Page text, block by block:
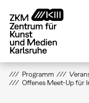
zum
Inhalt
Programm
Offenes Meet-Up für